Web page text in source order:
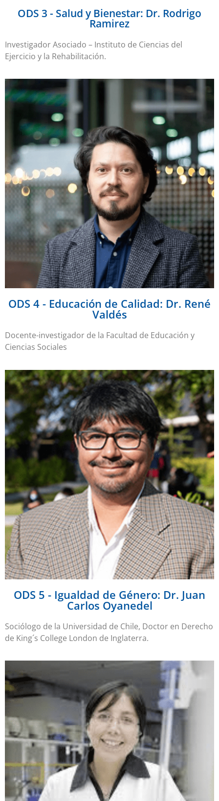
ODS 3 - Salud y Bienestar: Dr. Rodrigo
Ramirez
Investigador Asociado – Instituto de Ciencias del
Ejercicio y la Rehabilitación.
ODS 4 - Educación de Calidad: Dr. René
Valdés
Docente-investigador de la Facultad de Educación y
Ciencias Sociales
ODS 5 - Igualdad de Género: Dr. Juan
Carlos Oyanedel
Sociólogo de la Universidad de Chile, Doctor en Derecho
de King´s College London de Inglaterra.